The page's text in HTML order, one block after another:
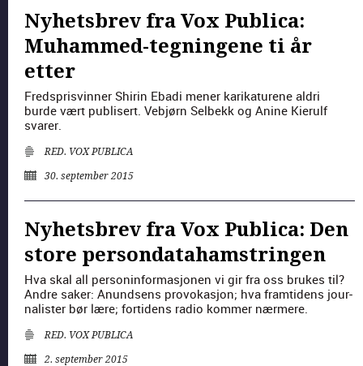
Nyhetsbrev fra Vox Publica:
Muhammed-tegningene ti år
etter
Fred­sprisvin­ner Shirin Eba­di men­er karika­turene aldri
burde vært pub­lis­ert. Veb­jørn Sel­bekk og Anine Kierulf
svar­er.
RED. VOX PUBLICA
30. september 2015
Nyhetsbrev fra Vox Publica: Den
store persondatahamstringen
Hva skal all per­son­in­for­masjo­nen vi gir fra oss brukes til?
Andre sak­er: Anund­sens pro­vokasjon; hva framti­dens jour­
nal­is­ter bør lære; for­tidens radio kom­mer nærmere.
RED. VOX PUBLICA
2. september 2015